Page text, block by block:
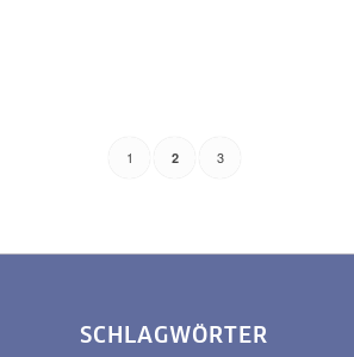
1 2 3
SCHLAGWÖRTER